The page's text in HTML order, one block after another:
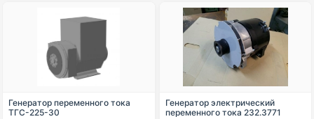
Генератор переменного тока
ТГС-225-30
Генератор электрический
переменного тока 232.3771